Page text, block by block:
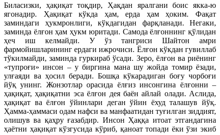
Биласизки, ҳақиқат тоқдир, Ҳақдан яралгани боис якка-ю
ягонадир. Ҳақиқат кўкда ҳам, ерда ҳам ҳоким. Фақат
заминдаги ҳукмронлиги, кўкдагидан фарқланади. Негаки,
заминда ёлғон ҳам ҳукм юритади. Самода ёлғоннинг қўлидан
ҳеч иш келмайди. У ўз тангриси Шайтон амри
фармойишларининг ердаги ижрочиси. Ёлғон кўкдан гувиллаб
тўкилмайди, заминда гуркираб ўсади. Зеро, ёлғон ва риёнинг
«тупроғи» инсон – у биргина мана шу жойда томир ёзади,
улғаяди ва ҳосил беради. Бошқа кўкарадиган боғу чорбоғи
йўқ унинг. Жонзотлар орасида ёлғиз инсонгина ёлғонни –
ҳақиқат, ҳақиқатни эса ёлғон дея баён айлай олади. Аслида,
ҳақиқат ва ёлғон ўйинлари деган ўйин ёхуд талашув йўқ.
Ҳамма-ҳаммаси одам нафси ва манфаатидан туғилган зиддият,
олишув ва қаҳру ғазабдир. Инсон Ҳаққа итоат этгандагина
ҳаётни ҳақиқат кўзгусида кўриб, қаноат топади ёки ўзи экиб